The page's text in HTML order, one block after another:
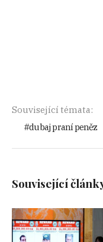
Související témata:
dubaj praní peněz
Související